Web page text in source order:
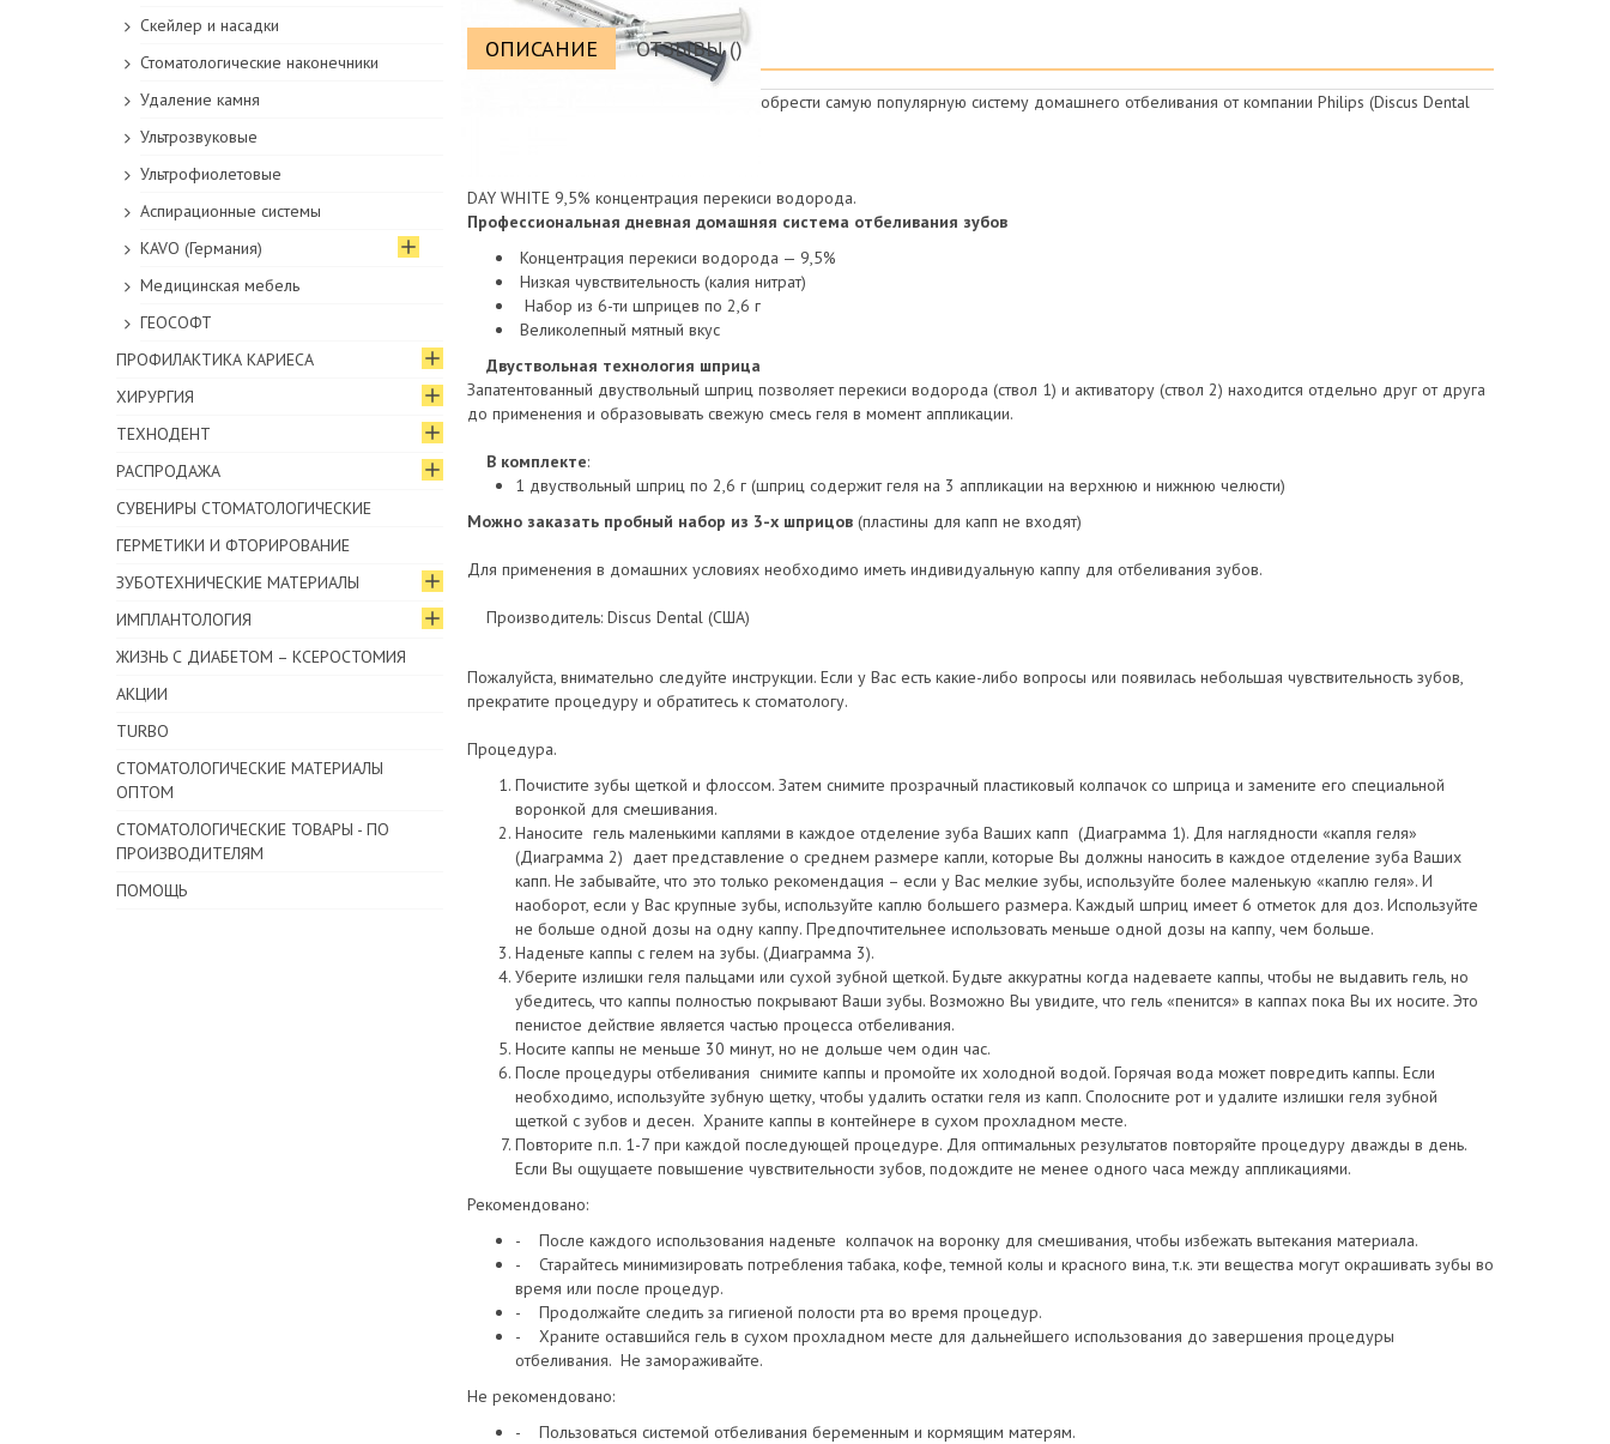
ОПИСАНИЕ ОТЗЫВЫ ()
Уважемые друзья, предлагаем вам приобрести самую популярную систему домашнего отбеливания от компании Philips (Discus Dental
DAY WHITE 9,5% концентрация перекиси водорода.
Профессиональная дневная домашняя система отбеливания зубов
Концентрация перекиси водорода — 9,5%
Низкая чувствительность (калия нитрат)
Набор из 6-ти шприцев по 2,6 г
Великолепный мятный вкус
Двуствольная технология шприца
Запатентованный двуствольный шприц позволяет перекиси водорода (ствол 1) и активатору (ствол 2) находится отдельно друг от друга
до применения и образовывать свежую смесь геля в момент аппликации.
В комплекте:
1 двуствольный шприц по 2,6 г (шприц содержит геля на 3 аппликации на верхнюю и нижнюю челюсти)
Можно заказать пробный набор из 3-х шприцов(пластины для капп не входят)
Для применения в домашних условиях необходимо иметь индивидуальную каппу для отбеливания зубов.
Производитель: Discus Dental (США)
Пожалуйста, внимательно следуйте инструкции. Если у Вас есть какие-либо вопросы или появилась небольшая чувствительность зубов,
прекратите процедуру и обратитесь к стоматологу.
Процедура.
Почистите зубы щеткой и флоссом. Затем снимите прозрачный пластиковый колпачок со шприца и замените его специальной
воронкой для смешивания.
Наносите гель маленькими каплями в каждое отделение зуба Ваших капп (Диаграмма 1). Для наглядности «капля геля»
(Диаграмма 2) дает представление о среднем размере капли, которые Вы должны наносить в каждое отделение зуба Ваших
капп. Не забывайте, что это только рекомендация – если у Вас мелкие зубы, используйте более маленькую «каплю геля». И
наоборот, если у Вас крупные зубы, используйте каплю большего размера. Каждый шприц имеет 6 отметок для доз. Используйте
не больше одной дозы на одну каппу. Предпочтительнее использовать меньше одной дозы на каппу, чем больше.
Наденьте каппы с гелем на зубы. (Диаграмма 3).
Уберите излишки геля пальцами или сухой зубной щеткой. Будьте аккуратны когда надеваете каппы, чтобы не выдавить гель, но
убедитесь, что каппы полностью покрывают Ваши зубы. Возможно Вы увидите, что гель «пенится» в каппах пока Вы их носите. Это
пенистое действие является частью процесса отбеливания.
Носите каппы не меньше 30 минут, но не дольше чем один час.
После процедуры отбеливания снимите каппы и промойте их холодной водой. Горячая вода может повредить каппы. Если
необходимо, используйте зубную щетку, чтобы удалить остатки геля из капп. Сполосните рот и удалите излишки геля зубной
щеткой с зубов и десен. Храните каппы в контейнере в сухом прохладном месте.
Повторите п.п. 1-7 при каждой последующей процедуре. Для оптимальных результатов повторяйте процедуру дважды в день.
Если Вы ощущаете повышение чувствительности зубов, подождите не менее одного часа между аппликациями.
Рекомендовано:
- После каждого использования наденьте колпачок на воронку для смешивания, чтобы избежать вытекания материала.
- Старайтесь минимизировать потребления табака, кофе, темной колы и красного вина, т.к. эти вещества могут окрашивать зубы во
время или после процедур.
- Продолжайте следить за гигиеной полости рта во время процедур.
- Храните оставшийся гель в сухом прохладном месте для дальнейшего использования до завершения процедуры
отбеливания. Не замораживайте.
Не рекомендовано:
- Пользоваться системой отбеливания беременным и кормящим матерям.
Скейлер и насадки
Стоматологические наконечники
Удаление камня
Ультрозвуковые
Ультрофиолетовые
Аспирационные системы
KAVO (Германия)
Медицинская мебель
ГЕОСОФТ
ПРОФИЛАКТИКА КАРИЕСА
ХИРУРГИЯ
ТЕХНОДЕНТ
РАСПРОДАЖА
СУВЕНИРЫ СТОМАТОЛОГИЧЕСКИЕ
ГЕРМЕТИКИ И ФТОРИРОВАНИЕ
ЗУБОТЕХНИЧЕСКИЕ МАТЕРИАЛЫ
ИМПЛАНТОЛОГИЯ
ЖИЗНЬ С ДИАБЕТОМ – КСЕРОСТОМИЯ
АКЦИИ
TURBO
СТОМАТОЛОГИЧЕСКИЕ МАТЕРИАЛЫ
ОПТОМ
СТОМАТОЛОГИЧЕСКИЕ ТОВАРЫ - ПО
ПРОИЗВОДИТЕЛЯМ
ПОМОЩЬ